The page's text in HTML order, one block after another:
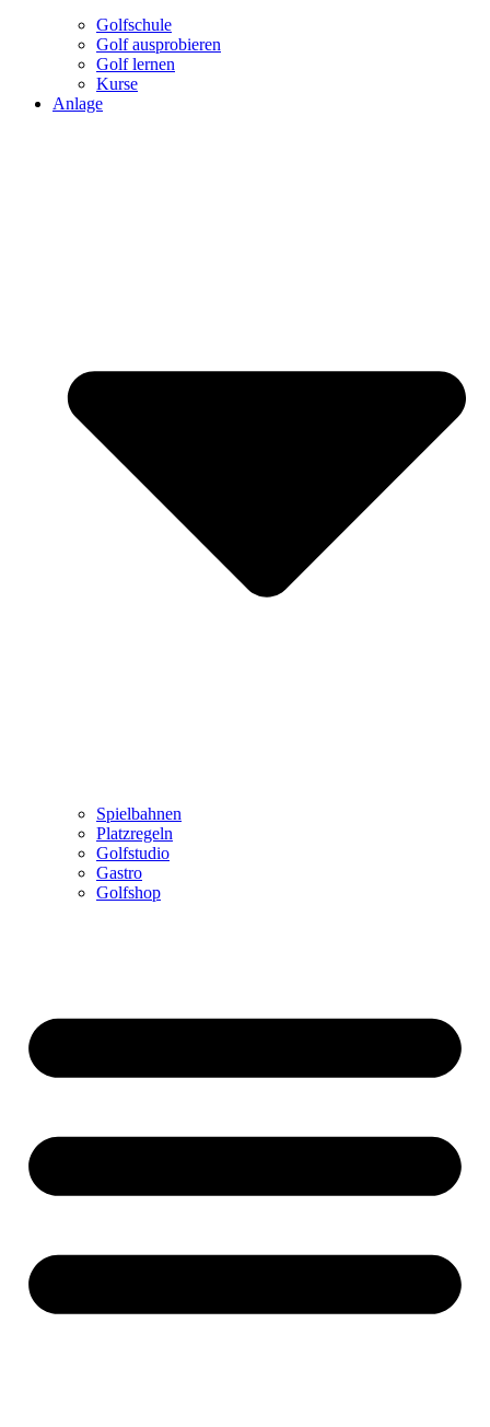
Golfschule
Golf ausprobieren
Golf lernen
Kurse
Anlage
Spielbahnen
Platzregeln
Golfstudio
Gastro
Golfshop